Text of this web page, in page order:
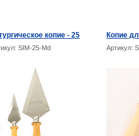
копие - 25 Копие
SIM-25-Md Артикул: